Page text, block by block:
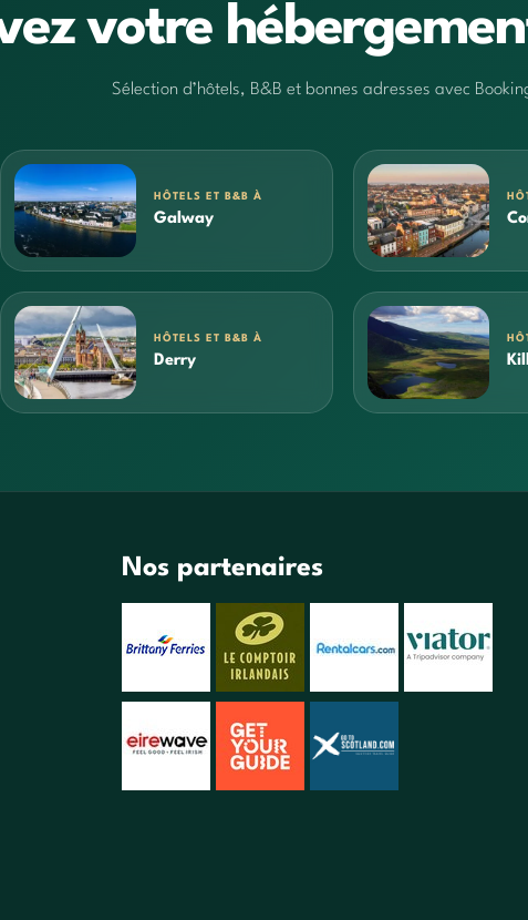
votre
Sélection d’hôtels, B&B et bonnes adresses avec
HÔTELS ET B&B À
Galway
HÔTELS ET B&B À
Derry
Nos partenaires